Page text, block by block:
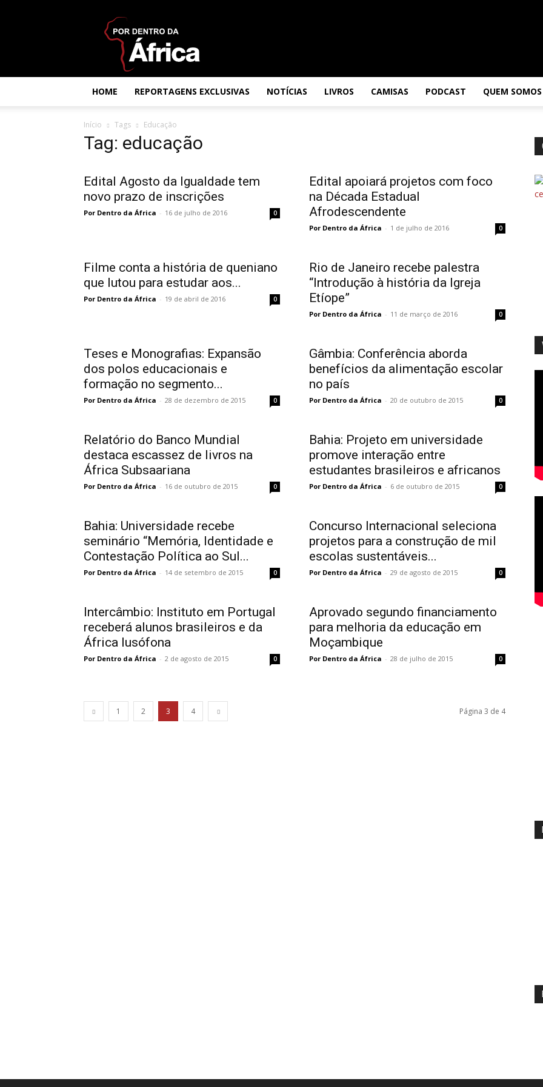
da
África
HOME REPORTAGENS EXCLUSIVAS NOTÍCIAS LIVROS CAMISAS PODCAST QUEM SOMOS
Início Tags Educação
Tag: educação
Edital Agosto da Igualdade tem
novo prazo de inscrições
Por Dentro da África - 16 de julho de 2016 0
Edital apoiará projetos com foco
na Década Estadual
Afrodescendente
Por Dentro da África - 1 de julho de 2016 0
Filme conta a história de queniano
que lutou para estudar aos...
Por Dentro da África - 19 de abril de 2016 0
Rio de Janeiro recebe palestra
“Introdução à história da Igreja
Etíope”
Por Dentro da África - 11 de março de 2016 0
Teses e Monografias: Expansão
dos polos educacionais e
formação no segmento...
Por Dentro da África - 28 de dezembro de 2015 0
Gâmbia: Conferência aborda
benefícios da alimentação escolar
no país
Por Dentro da África - 20 de outubro de 2015 0
Relatório do Banco Mundial
destaca escassez de livros na
África Subsaariana
Por Dentro da África - 16 de outubro de 2015 0
Bahia: Projeto em universidade
promove interação entre
estudantes brasileiros e africanos
Por Dentro da África - 6 de outubro de 2015 0
Bahia: Universidade recebe
seminário “Memória, Identidade e
Contestação Política ao Sul...
Por Dentro da África - 14 de setembro de 2015 0
Concurso Internacional seleciona
projetos para a construção de mil
escolas sustentáveis...
Por Dentro da África - 29 de agosto de 2015 0
Intercâmbio: Instituto em Portugal
receberá alunos brasileiros e da
África lusófona
Por Dentro da África - 2 de agosto de 2015 0
Aprovado segundo financiamento
para melhoria da educação em
Moçambique
Por Dentro da África - 28 de julho de 2015 0
1 2 3 4 Página 3 de 4